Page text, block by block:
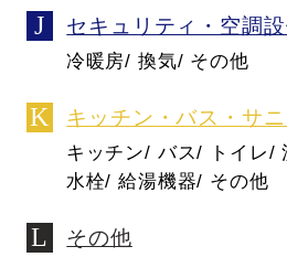
セキュリティ・空調
冷暖房/ 換気/ その他
キッチン・バス・サ
キッチン/ バス/ トイレ/
水栓/ 給湯機器/ その他
その他